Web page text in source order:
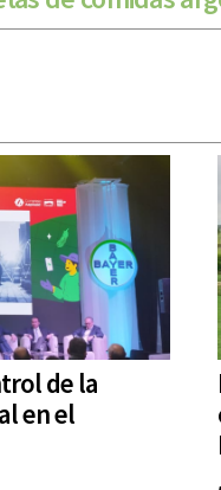
de la
en el